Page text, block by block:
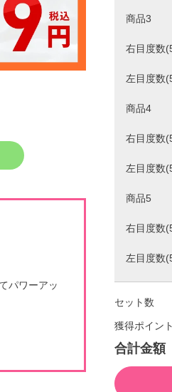
商品3
右目度数
左目度数
商品4
右目度数
左目度数
商品5
右目度数
左目度数
セット数
獲得ポイント
合計金額
パワーアッ